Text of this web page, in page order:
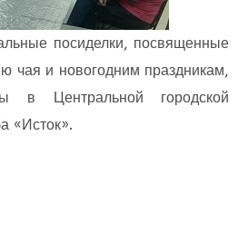
посиделки, посвященные
чая и новогодним праздникам,
в Центральной городской
«Исток».